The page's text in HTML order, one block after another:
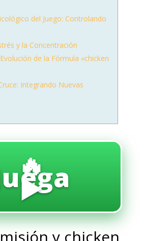
del Juego: Controlando
y la Concentración
de la Fórmula «chicken
Integrando Nuevas
🔥
▶️
y chicken